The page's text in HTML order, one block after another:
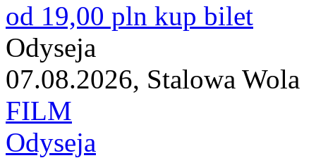
od 19,00 pln kup bilet
Odyseja
07.08.2026, Stalowa Wola
FILM
Odyseja